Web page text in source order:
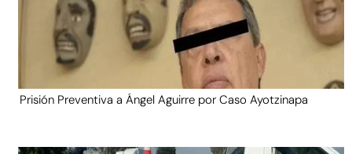
Prisión Preventiva a Ángel Aguirre por Caso Ayotzinapa